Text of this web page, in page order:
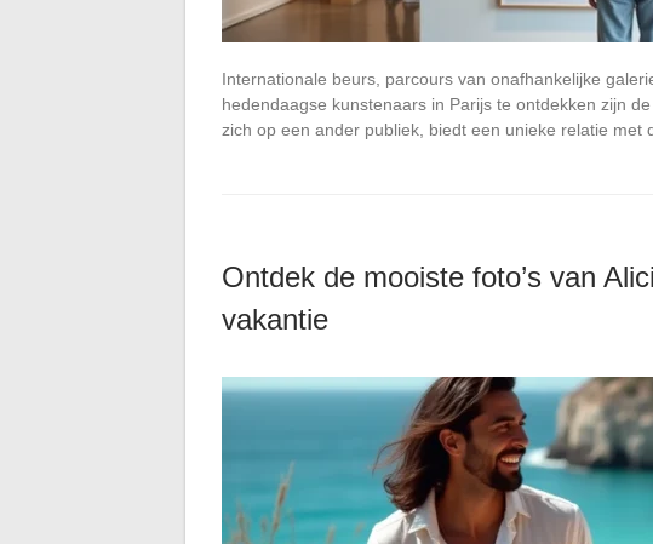
Internationale beurs, parcours van onafhankelijke
hedendaagse kunstenaars in Parijs te ontdekken zijn
zich op een ander publiek, biedt een unieke relatie met
Ontdek de mooiste foto’s van
vakantie